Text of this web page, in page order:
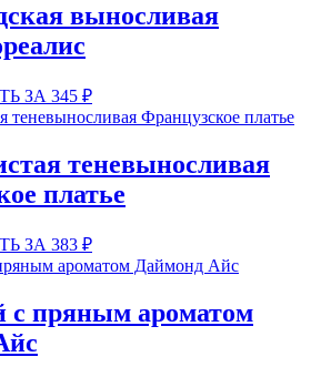
выносливая
ЗА 345 ₽
теневыносливая
платье
ЗА 383 ₽
с пряным ароматом